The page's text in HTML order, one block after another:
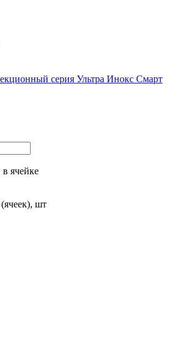
серия Ультра Инокс Смарт
ячейке
шт